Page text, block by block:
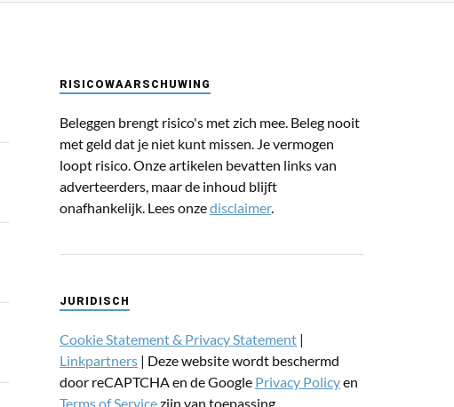
RISICOWAARSCHUWING
Beleggen brengt risico's met zich mee. Beleg nooit
met geld dat je niet kunt missen. Je vermogen
loopt risico. Onze artikelen bevatten links van
adverteerders, maar de inhoud blijft
onafhankelijk. Lees onzedisclaimer.
JURIDISCH
Cookie Statement & Privacy Statement |
Linkpartners | Deze website wordt beschermd
door reCAPTCHA en de Google Privacy Policyen
Terms of Servicezijn van toepassing